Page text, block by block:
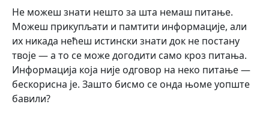
Не можеш знати нешто за шта немаш питање.
Можеш прикупљати и памтити информације, али
их никада нећеш истински знати док не постану
твоје — а то се може догодити само кроз питања.
Информација која није одговор на неко питање —
бескорисна је. Зашто бисмо се онда њоме уопште
бавили?